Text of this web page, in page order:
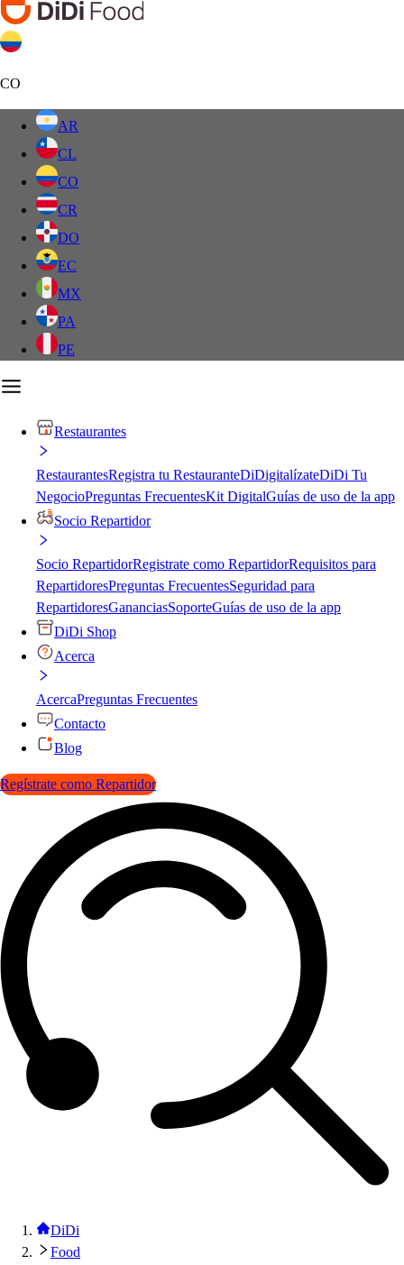
CO
AR
CL
CO
CR
DO
EC
MX
PA
PE
Restaurantes
RestaurantesRegistra tu RestauranteDiDigitalízateDiDi Tu
NegocioPreguntas FrecuentesKit DigitalGuías de uso de la app
Socio Repartidor
Socio RepartidorRegistrate como RepartidorRequisitos para
RepartidoresPreguntas FrecuentesSeguridad para
RepartidoresGananciasSoporteGuías de uso de la app
DiDi Shop
Acerca
AcercaPreguntas Frecuentes
Contacto
Blog
Regístrate como Repartidor
DiDi
Food